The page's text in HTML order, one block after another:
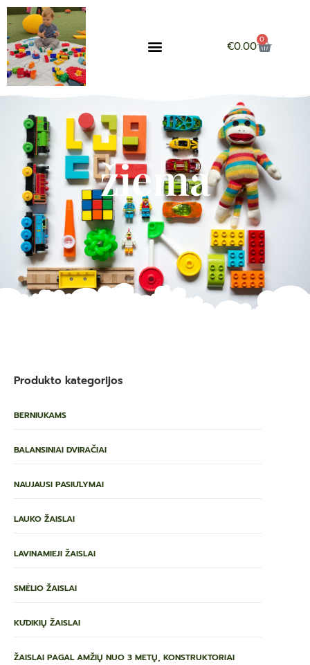
€0.00 0
žiema
Produkto kategorijos
BERNIUKAMS
BALANSINIAI DVIRAČIAI
NAUJAUSI PASIŪLYMAI
LAUKO ŽAISLAI
LAVINAMIEJI ŽAISLAI
SMĖLIO ŽAISLAI
KŪDIKIŲ ŽAISLAI
ŽAISLAI PAGAL AMŽIŲ NUO 3 METŲ, KONSTRUKTORIAI